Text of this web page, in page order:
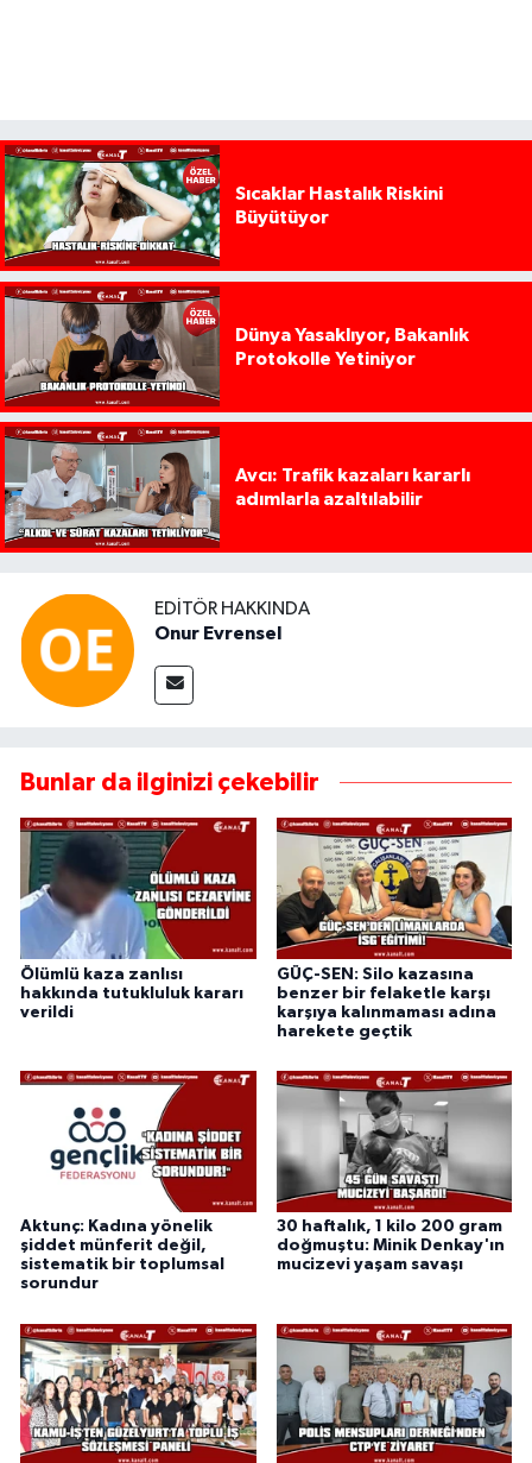
Sıcaklar Hastalık Riskini
Büyütüyor
Dünya Yasaklıyor, Bakanlık
Protokolle Yetiniyor
Avcı: Trafik kazaları kararlı
adımlarla azaltılabilir
EDITÖR HAKKINDA
Onur Evrensel
Bunlar da ilginizi çekebilir
Ölümlü kaza zanlısı
hakkında tutukluluk kararı
verildi
GÜÇ-SEN: Silo kazasına
benzer bir felaketle karşı
karşıya kalınmaması adına
harekete geçtik
Aktunç: Kadına yönelik
şiddet münferit değil,
sistematik bir toplumsal
sorundur
30 haftalık, 1 kilo 200 gram
doğmuştu: Minik Denkay'ın
mucizevi yaşam savaşı